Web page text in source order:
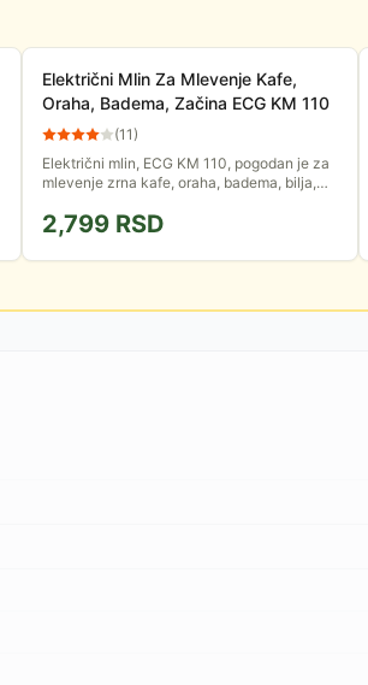
Električni Mlin Za Mlevenje Kafe,
Oraha, Badema, Začina ECG KM 110
(11)
Električni mlin, ECG KM 110, pogodan je za
mlevenje zrna kafe, oraha, badema, bilja,
Prilagodiva finoća...
2,799 RSD